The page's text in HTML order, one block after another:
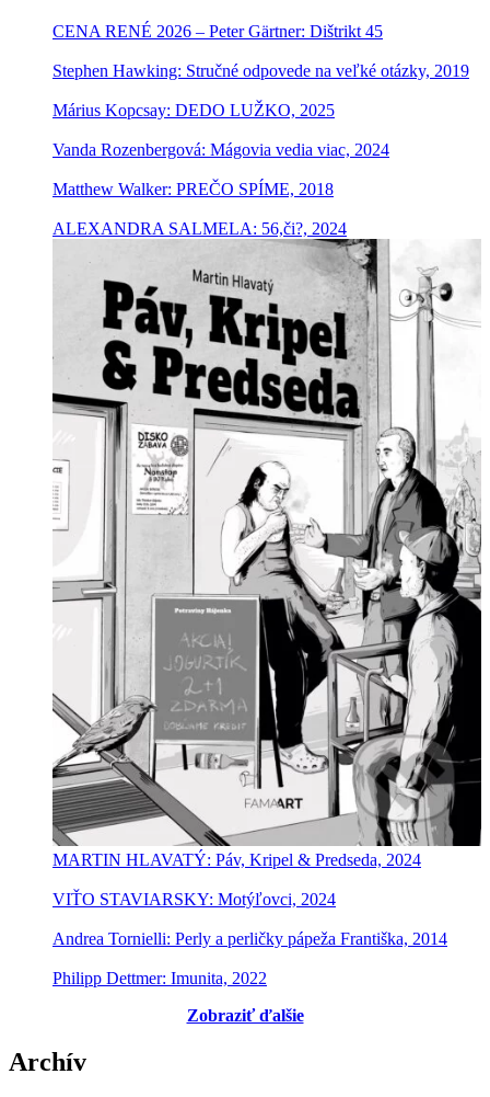
CENA RENÉ 2026 – Peter Gärtner: Dištrikt 45
Stephen Hawking: Stručné odpovede na veľké otázky, 2019
Márius Kopcsay: DEDO LUŽKO, 2025
Vanda Rozenbergová: Mágovia vedia viac, 2024
Matthew Walker: PREČO SPÍME, 2018
ALEXANDRA SALMELA: 56,či?, 2024
MARTIN HLAVATÝ: Páv, Kripel & Predseda, 2024
VIŤO STAVIARSKY: Motýľovci, 2024
Andrea Tornielli: Perly a perličky pápeža Františka, 2014
Philipp Dettmer: Imunita, 2022
Zobraziť ďalšie
Archív